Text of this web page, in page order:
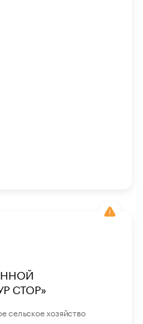
СТОР»
сельское хозяйство